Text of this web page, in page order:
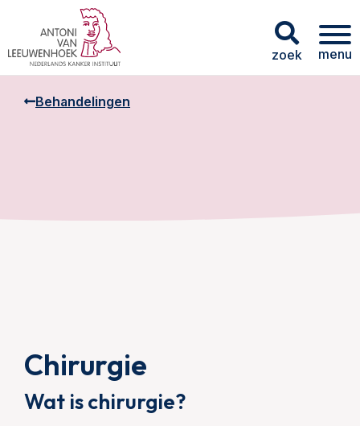
zoek menu
Behandelingen
Chirurgie
Wat is chirurgie?